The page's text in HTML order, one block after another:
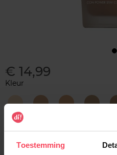
Toestemming
€ 14,99
Kleur
01
Fair
02 03 04
Selecteer de productkenmerken